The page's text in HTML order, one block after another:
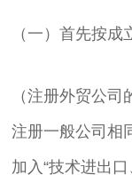
（一）首先按
（注册外贸公
注册一般公司相
加入“技术进出